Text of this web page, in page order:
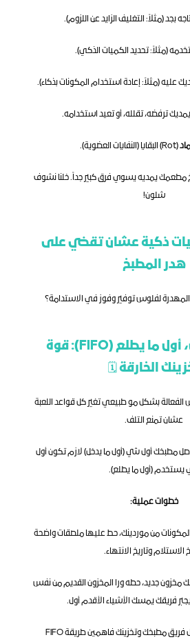
بجد (مثلاً: التغليف الزايد عن اللزوم).
(مثلاً: تحديد الكميات الذكي).
عليه (مثلاً: إعادة استخدام المكونات بذكاء).
ترفضه، تقلله، أو تعيد استخدامه.
(Rot) البقايا (النفايات العضوية).
شلون!
ثلاث استراتيجيات ذكية عشان تقضي على
هدر المطبخ
لفلوس توفير وفوز في الاستدامة؟
الخارقة 🗓️
هذي الطريقة البسيطة بس الفعالة بشكل مو طبيعي تغير كل قواعد اللعبة
عشان تمنع التلف.
المكونات اللي توصل مطبخك أول شي (أول ما يدخل) لازم تكون أول
(أول ما يطلع).
خطوات عملية:
الاستلام وتاريخ الانتهاء.
فريقك يمسك الأشياء الأقدم أول.